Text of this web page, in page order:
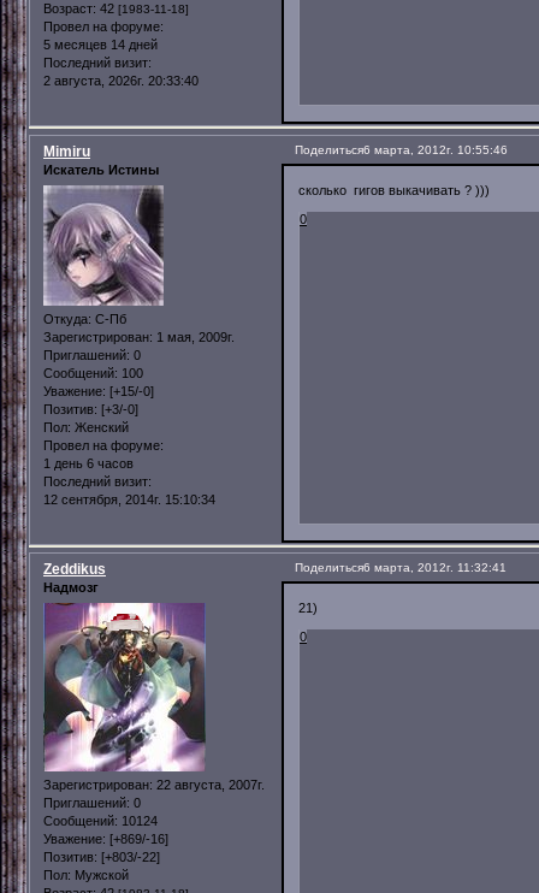
Возраст: 42 [1983-11-18]
Провел на форуме:
5 месяцев 14 дней
Последний визит:
2 августа, 2026г. 20:33:40
Поделиться6 марта, 2012г. 10:55:46
Mimiru
Искатель Истины
Откуда: С-Пб
Зарегистрирован: 1 мая, 2009г.
Приглашений: 0
Сообщений: 100
Уважение: [+15/-0]
Позитив: [+3/-0]
Пол: Женский
Провел на форуме:
1 день 6 часов
Последний визит:
12 сентября, 2014г. 15:10:34
сколько гигов выкачивать ? )))
0
Поделиться6 марта, 2012г. 11:32:41
Zeddikus
Надмозг
Зарегистрирован: 22 августа, 2007г.
Приглашений: 0
Сообщений: 10124
Уважение: [+869/-16]
Позитив: [+803/-22]
Пол: Мужской
21)
0